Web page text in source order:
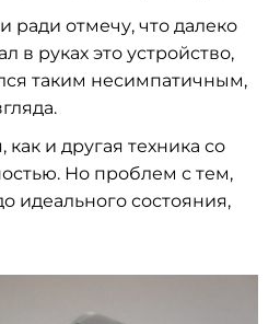
ради отмечу, что далеко
в руках это устройство,
таким несимпатичным,
и другая техника со
Но проблем с тем,
идеального состояния,